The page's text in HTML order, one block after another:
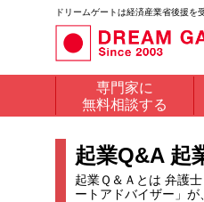
ドリームゲートは経済産業省後援
専門家に
無料相談する
起業Q&A 起
起業Ｑ＆Ａとは 弁護
ートアドバイザー」が